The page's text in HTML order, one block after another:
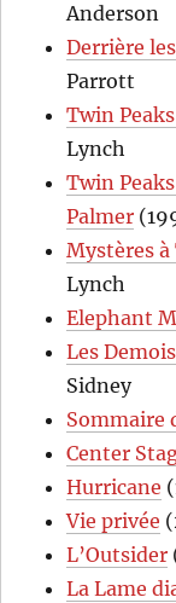
Anderson
Derrière
Parrott
Twin
Lynch
Twin
Palmer
Mystères à
Lynch
Elephant
Les
Sidney
Sommaire
Center
Hurricane
Vie privée
L’Outsider
La Lame